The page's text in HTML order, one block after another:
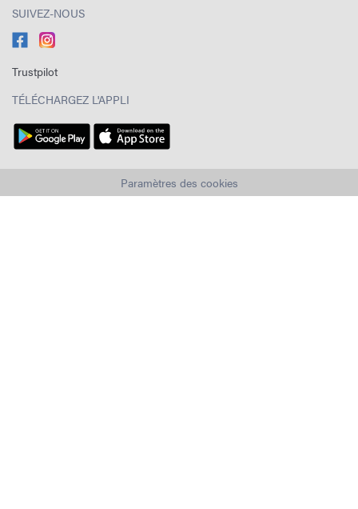
SUIVEZ-NOUS
Trustpilot
TÉLÉCHARGEZ L'APPLI
Paramètres des cookies